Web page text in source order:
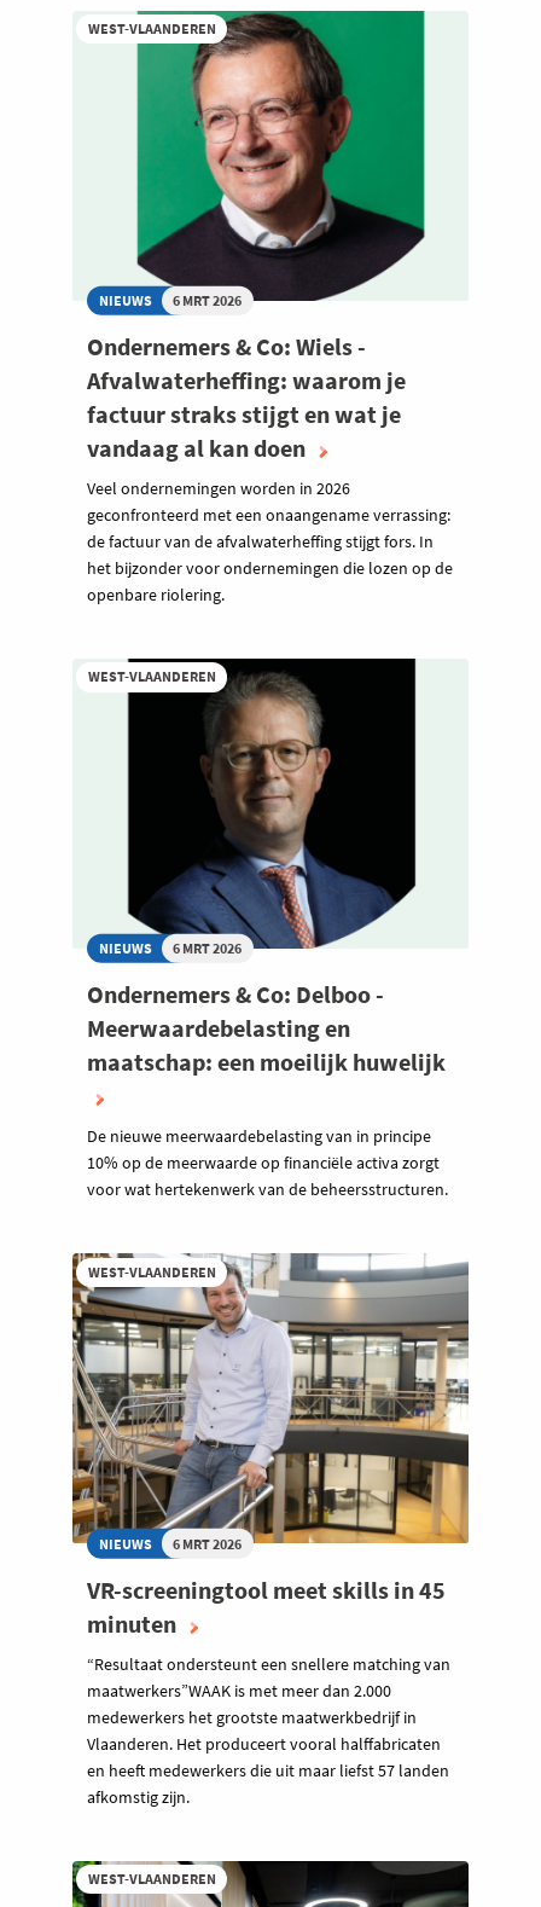
WEST-VLAANDEREN
NIEUWS 6 MRT 2026
Ondernemers & Co: Wiels -
Afvalwaterheffing: waarom je
factuur straks stijgt en wat je
vandaag al kan doen
Veel ondernemingen worden in 2026
geconfronteerd met een onaangename verrassing:
de factuur van de afvalwaterheffing stijgt fors. In
het bijzonder voor ondernemingen die lozen op de
openbare riolering.
WEST-VLAANDEREN
NIEUWS 6 MRT 2026
Ondernemers & Co: Delboo -
Meerwaardebelasting en
maatschap: een moeilijk huwelijk
De nieuwe meerwaardebelasting van in principe
10% op de meerwaarde op financiële activa zorgt
voor wat hertekenwerk van de beheersstructuren.
WEST-VLAANDEREN
NIEUWS 6 MRT 2026
VR-screeningtool meet skills in 45
minuten
“Resultaat ondersteunt een snellere matching van
maatwerkers”WAAK is met meer dan 2.000
medewerkers het grootste maatwerkbedrijf in
Vlaanderen. Het produceert vooral halffabricaten
en heeft medewerkers die uit maar liefst 57 landen
afkomstig zijn.
WEST-VLAANDEREN